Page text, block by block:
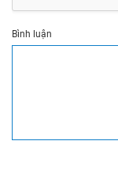
Bình luận